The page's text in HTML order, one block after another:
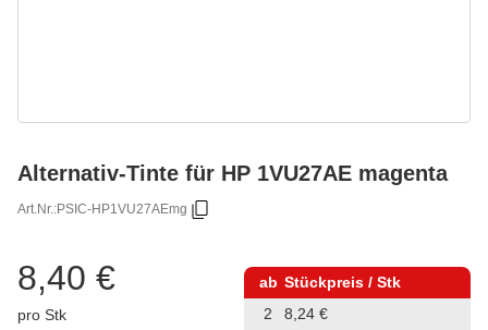
Alternativ-Tinte für HP 1VU27AE magenta
Art.Nr.:PSIC-HP1VU27AEmg
8,40 €
pro Stk
ab Stückpreis / Stk
2
8,24 €